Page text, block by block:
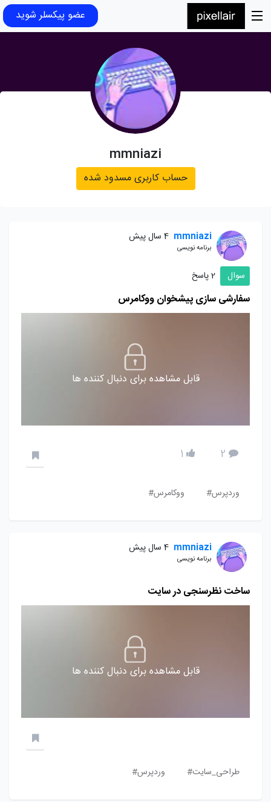
عضو پیکسلر شوید
mmniazi
حساب کاربری مسدود شده
mmniazi 4 سال پیش
برنامه نویسی
سوال 2 پاسخ
سفارشی سازی پیشخوان ووکامرس
قابل مشاهده برای دنبال کننده ها
2
1
وردپرس# ووکامرس#
mmniazi 4 سال پیش
برنامه نویسی
ساخت نظرسنجی در سایت
قابل مشاهده برای دنبال کننده ها
طراحی_سایت# وردپرس#